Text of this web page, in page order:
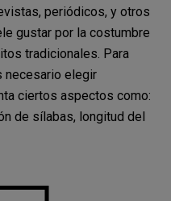
periódicos, y otros
gustar por la costumbre
tradicionales. Para
necesario elegir
ciertos aspectos como:
de sílabas, longitud del